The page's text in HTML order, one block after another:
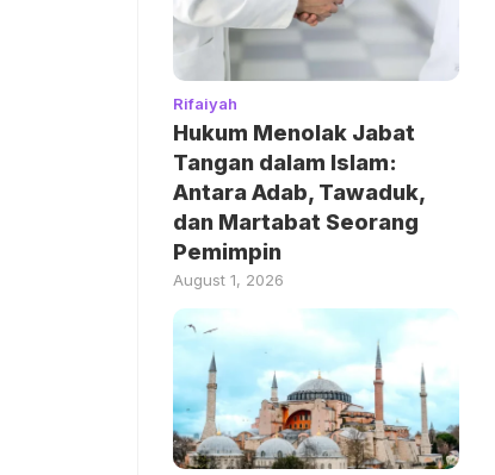
Rifaiyah
Hukum Menolak Jabat
Tangan dalam Islam:
Antara Adab, Tawaduk,
dan Martabat Seorang
Pemimpin
August 1, 2026